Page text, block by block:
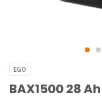
EGO
BAX1500 28